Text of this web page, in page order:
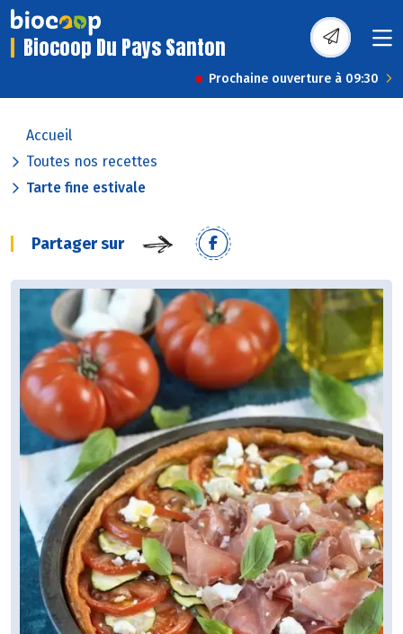
Biocoop Du Pays Santon
Prochaine ouverture à 09:30
Accueil
Toutes nos recettes
Tarte fine estivale
Partager sur